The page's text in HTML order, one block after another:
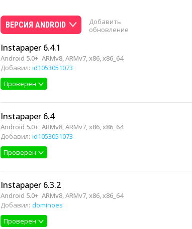
ВЕРСИЯ ANDROID
Добавить
обновление
Instapaper 6.4.1
Android 5.0+ ARMv8, ARMv7, x86, x86_64
Добавил: id1053051073
Проверен
Instapaper 6.4
Android 5.0+ ARMv8, ARMv7, x86, x86_64
Добавил: id1053051073
Проверен
Instapaper 6.3.2
Android 5.0+ ARMv8, ARMv7, x86, x86_64
Добавил: dominoes
Проверен